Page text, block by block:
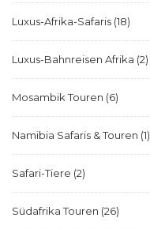
Luxus-Afrika-Safaris (18)
Luxus-Bahnreisen Afrika (2)
Mosambik Touren (6)
Namibia Safaris & Touren (1)
Safari-Tiere (2)
Südafrika Touren (26)